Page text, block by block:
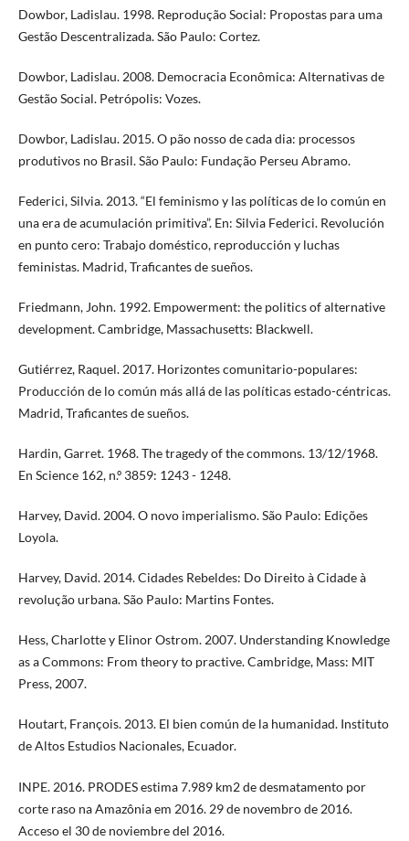
Dowbor, Ladislau. 1998. Reprodução Social: Propostas para uma
Gestão Descentralizada. São Paulo: Cortez.
Dowbor, Ladislau. 2008. Democracia Econômica: Alternativas de
Gestão Social. Petrópolis: Vozes.
Dowbor, Ladislau. 2015. O pão nosso de cada dia: processos
produtivos no Brasil. São Paulo: Fundação Perseu Abramo.
Federici, Silvia. 2013. “El feminismo y las políticas de lo común en
una era de acumulación primitiva”. En: Silvia Federici. Revolución
en punto cero: Trabajo doméstico, reproducción y luchas
feministas. Madrid, Traficantes de sueños.
Friedmann, John. 1992. Empowerment: the politics of alternative
development. Cambridge, Massachusetts: Blackwell.
Gutiérrez, Raquel. 2017. Horizontes comunitario-populares:
Producción de lo común más allá de las políticas estado-céntricas.
Madrid, Traficantes de sueños.
Hardin, Garret. 1968. The tragedy of the commons. 13/12/1968.
En Science 162, n.º 3859: 1243 - 1248.
Harvey, David. 2004. O novo imperialismo. São Paulo: Edições
Loyola.
Harvey, David. 2014. Cidades Rebeldes: Do Direito à Cidade à
revolução urbana. São Paulo: Martins Fontes.
Hess, Charlotte y Elinor Ostrom. 2007. Understanding Knowledge
as a Commons: From theory to practive. Cambridge, Mass: MIT
Press, 2007.
Houtart, François. 2013. El bien común de la humanidad. Instituto
de Altos Estudios Nacionales, Ecuador.
INPE. 2016. PRODES estima 7.989 km2 de desmatamento por
corte raso na Amazônia em 2016. 29 de novembro de 2016.
Acceso el 30 de noviembre del 2016.